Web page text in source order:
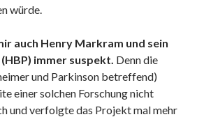
würde.
auch Henry Markram und sein
immer suspekt. Denn die
und Parkinson betreffend)
einer solchen Forschung nicht
und verfolgte das Projekt mal mehr